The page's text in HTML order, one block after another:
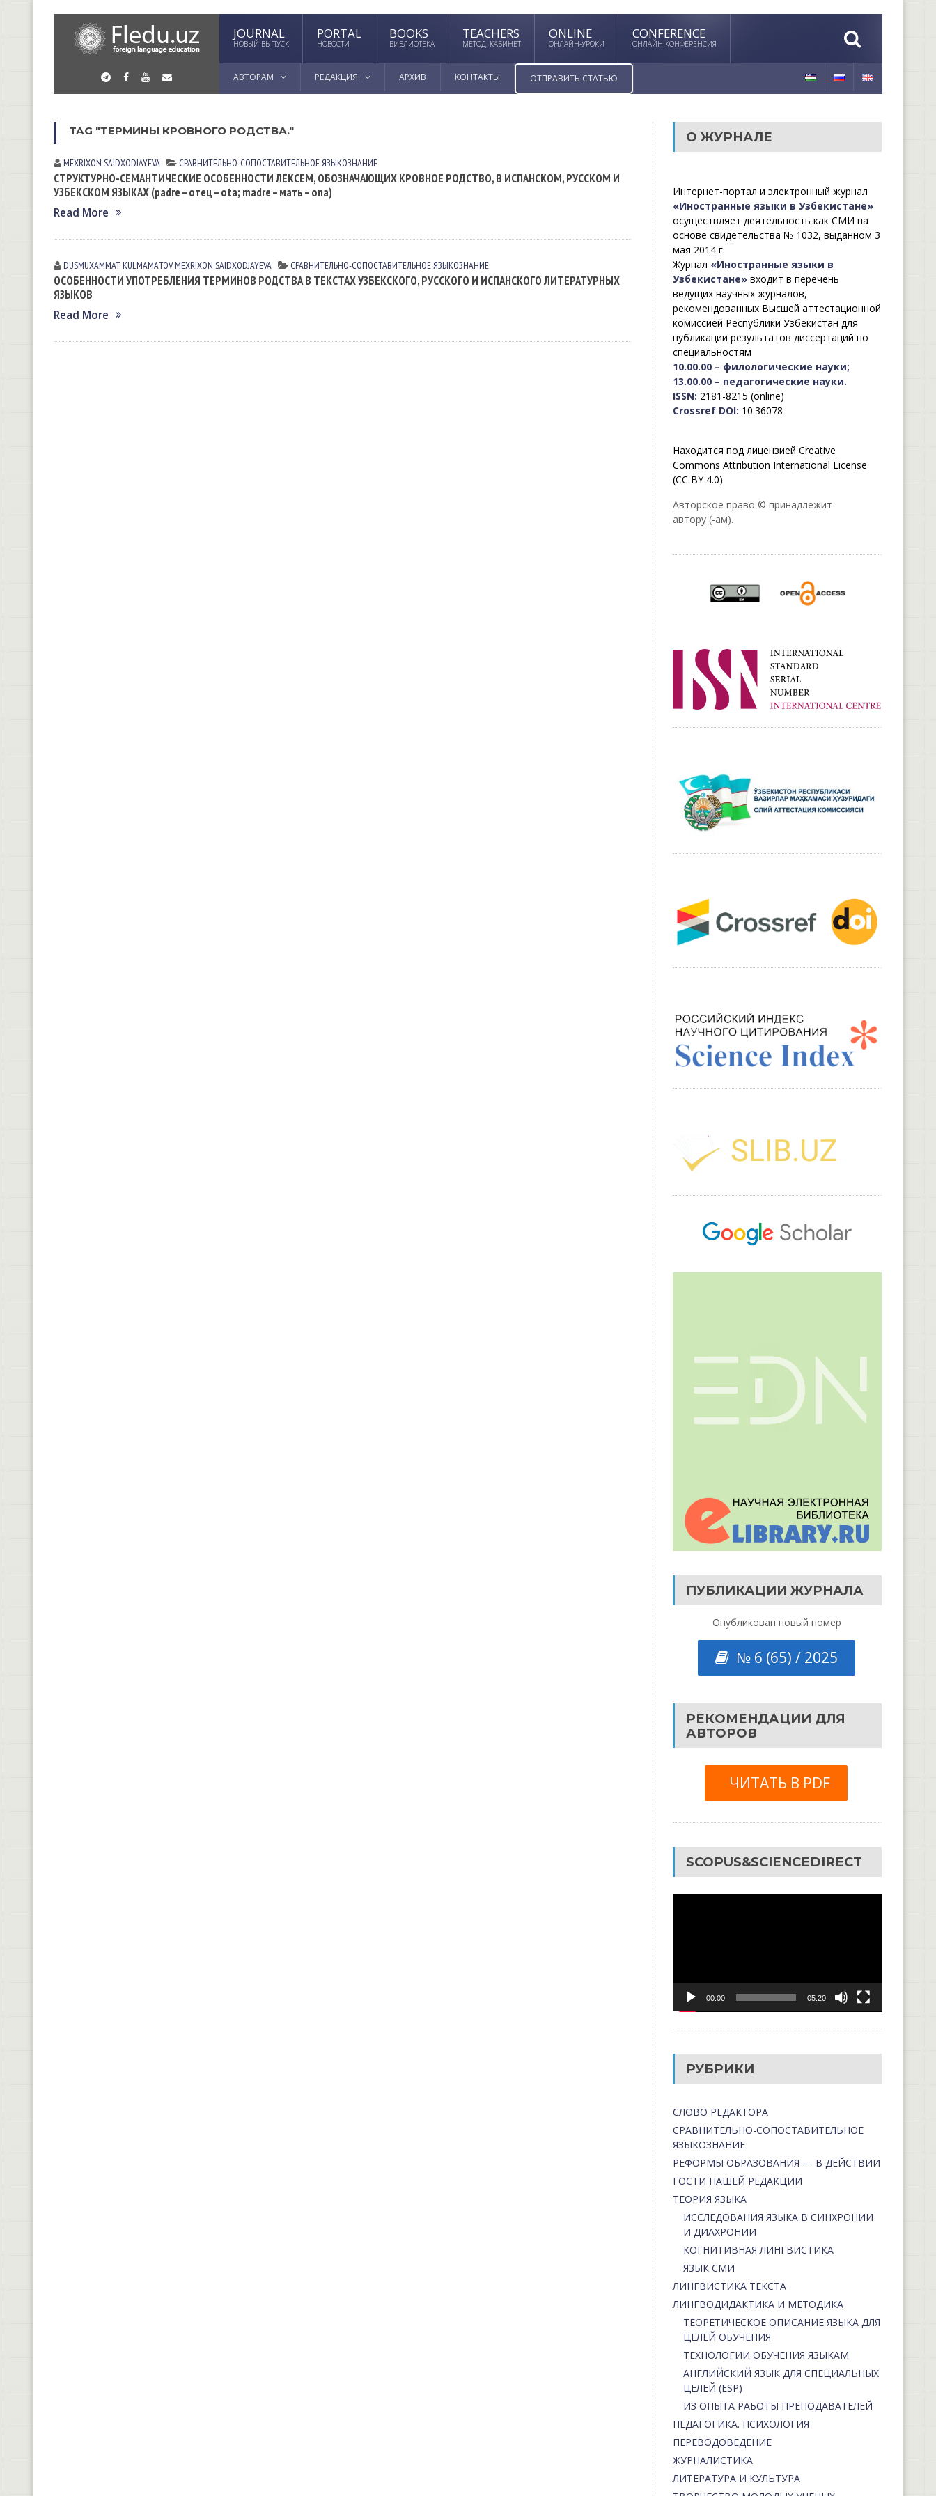
JOURNAL
НОВЫЙ ВЫПУСК
PORTAL
НОВОСТИ
BOOKS
БИБЛИОТЕКА
TEACHERS
МЕТОД. КАБИНЕТ
ONLINE
ОНЛАЙН-УРОКИ
CONFERENCE
ОНЛАЙН КОНФЕРЕНСИЯ
АВТОРАМ РЕДАКЦИЯ АРХИВ КОНТАКТЫ ОТПРАВИТЬ СТАТЬЮ
TAG "ТЕРМИНЫ КРОВНОГО РОДСТВА."
MEXRIXON SAIDXODJAYEVA СРАВНИТЕЛЬНО-СОПОСТАВИТЕЛЬНОЕ ЯЗЫКОЗНАНИЕ
СТРУКТУРНО-СЕМАНТИЧЕСКИЕ ОСОБЕННОСТИ ЛЕКСЕМ, ОБОЗНАЧАЮЩИХ КРОВНОЕ РОДСТВО, В ИСПАНСКОМ, РУССКОМ И
УЗБЕКСКОМ ЯЗЫКАХ (padre – отец – ota; madre – мать – ona)
Read More
DUSMUXAMMAT KULMАMАTOV,MEXRIXON SAIDXODJAYEVA СРАВНИТЕЛЬНО-СОПОСТАВИТЕЛЬНОЕ ЯЗЫКОЗНАНИЕ
ОСОБЕННОСТИ УПОТРЕБЛЕНИЯ ТЕРМИНОВ РОДСТВА В ТЕКСТАХ УЗБЕКСКОГО, РУССКОГО И ИСПАНСКОГО ЛИТЕРАТУРНЫХ
ЯЗЫКОВ
Read More
О ЖУРНАЛЕ
Интернет-портал и электронный журнал
«Иностранные языки в Узбекистане»
осуществляет деятельность как СМИ на
основе свидетельства № 1032, выданном 3
мая 2014 г.
Журнал «Иностранные языки в
Узбекистане»входит в перечень
ведущих научных журналов,
рекомендованных Высшей аттестационной
комиссией Республики Узбекистан для
публикации результатов диссертаций по
специальностям
10.00.00 – филологические науки;
13.00.00 – педагогические науки.
ISSN: 2181-8215 (online)
Crossref DOI: 10.36078
Находится под лицензией Creative
Commons Attribution International License
(CC BY 4.0).
Авторское право © принадлежит
автору (-ам).
ПУБЛИКАЦИИ ЖУРНАЛА
Опубликован новый номер
№ 6 (65) / 2025
РЕКОМЕНДАЦИИ ДЛЯ
АВТОРОВ
ЧИТАТЬ В PDF
SCOPUS&SCIENCEDIRECT
00:00 05:20
РУБРИКИ
СЛОВО РЕДАКТОРА
СРАВНИТЕЛЬНО-СОПОСТАВИТЕЛЬНОЕ
ЯЗЫКОЗНАНИЕ
РЕФОРМЫ ОБРАЗОВАНИЯ — В ДЕЙСТВИИ
ГОСТИ НАШЕЙ РЕДАКЦИИ
ТЕОРИЯ ЯЗЫКА
ИССЛЕДОВАНИЯ ЯЗЫКА В СИНХРОНИИ
И ДИАХРОНИИ
КОГНИТИВНАЯ ЛИНГВИСТИКА
ЯЗЫК СМИ
ЛИНГВИСТИКА ТЕКСТА
ЛИНГВОДИДАКТИКА И МЕТОДИКА
ТЕОРЕТИЧЕСКОЕ ОПИСАНИЕ ЯЗЫКА ДЛЯ
ЦЕЛЕЙ ОБУЧЕНИЯ
ТЕХНОЛОГИИ ОБУЧЕНИЯ ЯЗЫКАМ
АНГЛИЙСКИЙ ЯЗЫК ДЛЯ СПЕЦИАЛЬНЫХ
ЦЕЛЕЙ (ESP)
ИЗ ОПЫТА РАБОТЫ ПРЕПОДАВАТЕЛЕЙ
ПЕДАГОГИКА. ПСИХОЛОГИЯ
ПЕРЕВОДОВЕДЕНИЕ
ЖУРНАЛИСТИКА
ЛИТЕРАТУРА И КУЛЬТУРА